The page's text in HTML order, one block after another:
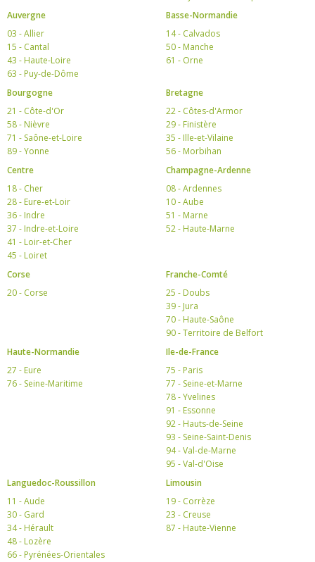
Auvergne
03 - Allier
15 - Cantal
43 - Haute-Loire
63 - Puy-de-Dôme
Basse-Normandie
14 - Calvados
50 - Manche
61 - Orne
Bourgogne
21 - Côte-d'Or
58 - Nièvre
71 - Saône-et-Loire
89 - Yonne
Bretagne
22 - Côtes-d'Armor
29 - Finistère
35 - Ille-et-Vilaine
56 - Morbihan
Centre
18 - Cher
28 - Eure-et-Loir
36 - Indre
37 - Indre-et-Loire
41 - Loir-et-Cher
45 - Loiret
Champagne-Ardenne
08 - Ardennes
10 - Aube
51 - Marne
52 - Haute-Marne
Corse
20 - Corse
Franche-Comté
25 - Doubs
39 - Jura
70 - Haute-Saône
90 - Territoire de Belfort
Haute-Normandie
27 - Eure
76 - Seine-Maritime
Ile-de-France
75 - Paris
77 - Seine-et-Marne
78 - Yvelines
91 - Essonne
92 - Hauts-de-Seine
93 - Seine-Saint-Denis
94 - Val-de-Marne
95 - Val-d'Oise
Languedoc-Roussillon
11 - Aude
30 - Gard
34 - Hérault
48 - Lozère
66 - Pyrénées-Orientales
Limousin
19 - Corrèze
23 - Creuse
87 - Haute-Vienne